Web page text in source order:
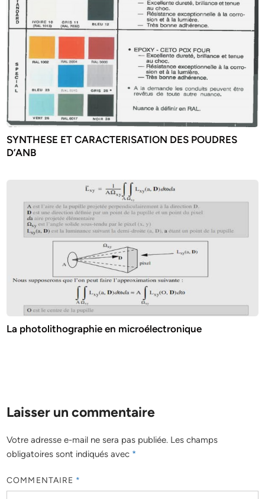
SYNTHESE ET CARACTERISATION DES POUDRES
D’ANB
La photolithographie en microélectronique
Laisser un commentaire
Votre adresse e-mail ne sera pas publiée. Les champs
obligatoires sont indiqués avec *
COMMENTAIRE *